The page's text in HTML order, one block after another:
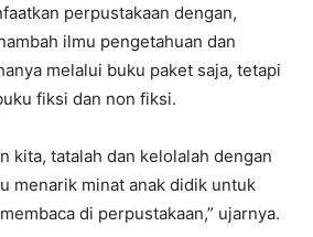
perpustakaan dengan,
ilmu pengetahuan dan
melalui buku paket saja, tetapi
fiksi dan non fiksi.
kita, tatalah dan kelolalah dengan
menarik minat anak didik untuk
di perpustakaan,” ujarnya.